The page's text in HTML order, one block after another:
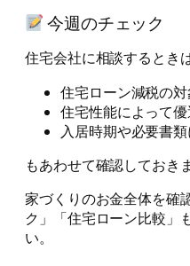
今週のチェック
住宅会社に相談するとき
住宅ローン減税の
住宅性能によって
入居時期や必要書
もあわせて確認しておき
家づくりのお金全体を確
ク」「住宅ローン比較」
い。